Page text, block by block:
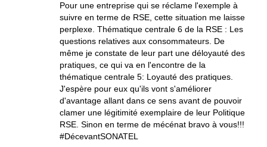
Pour une entreprise qui se réclame l'exemple à
suivre en terme de RSE, cette situation me laisse
perplexe. Thématique centrale 6 de la RSE : Les
questions relatives aux consommateurs. De
même je constate de leur part une déloyauté des
pratiques, ce qui va en l'encontre de la
thématique centrale 5: Loyauté des pratiques.
J'espère pour eux qu'ils vont s'améliorer
d'avantage allant dans ce sens avant de pouvoir
clamer une légitimité exemplaire de leur Politique
RSE. Sinon en terme de mécénat bravo à vous!!!
#DécevantSONATEL